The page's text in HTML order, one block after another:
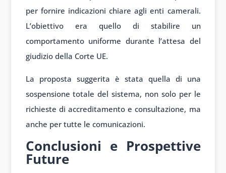
per fornire indicazioni chiare agli enti camerali.
L’obiettivo era quello di stabilire un
comportamento uniforme durante l’attesa del
giudizio della Corte UE.
La proposta suggerita è stata quella di una
sospensione totale del sistema, non solo per le
richieste di accreditamento e consultazione, ma
anche per tutte le comunicazioni.
Conclusioni e Prospettive
Future